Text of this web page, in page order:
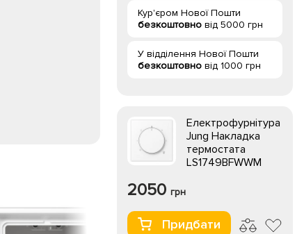
Кур'єром Нової Пошти
безкоштовно від 5000 грн
У відділення Нової Пошти
безкоштовно від 1000 грн
Електрофурнітура
Jung Накладка
термостата
LS1749BFWWM
2050 грн
Придбати